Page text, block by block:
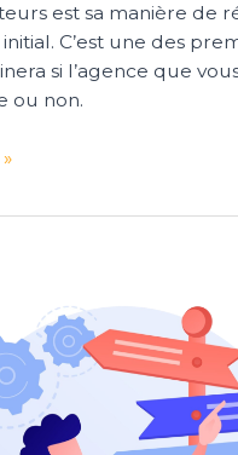
est sa manière de
initial. C’est une des
si l’agence que
ou non.